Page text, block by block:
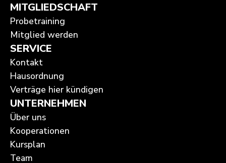
MITGLIEDSCHAFT
Probetraining
Mitglied werden
SERVICE
Kontakt
Hausordnung
Verträge hier kündigen
UNTERNEHMEN
Über uns
Kooperationen
Kursplan
Team